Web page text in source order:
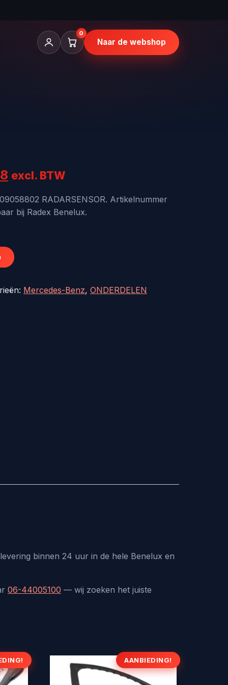
0
Naar de webshop
Huidige
prijs
is:
excl. BTW
RADARSENSOR. Artikelnummer
bij Radex Benelux.
Mercedes-Benz,ONDERDELEN
binnen 24 uur in de hele Benelux en
06-44005100 — wij zoeken het juiste
AANBIEDING!